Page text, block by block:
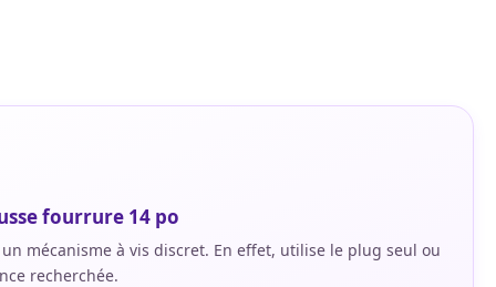
fourrure 14 po
mécanisme à vis discret. En effet, utilise le plug seul ou
recherchée.